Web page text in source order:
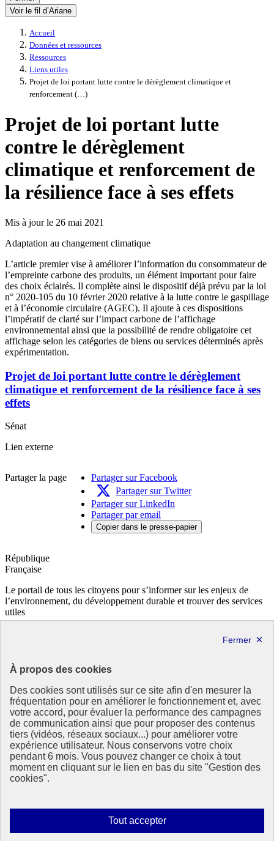
À propos des cookies
Des cookies sont utilisés sur ce site afin d'en mesurer la
fréquentation pour en améliorer le fonctionnement et, avec
votre accord, pour évaluer la performance des campagnes
de communication ainsi que pour proposer des contenus
tiers (vidéos, réseaux sociaux...) pour améliorer votre
expérience utilisateur. Nous conservons votre choix
pendant 6 mois. Vous pouvez changer ce choix à tout
moment en cliquant sur le lien en bas du site "Gestion des
cookies".
Tout accepterAutoriser
tous
Voir le fil d’Ariane
Accueil
Données et ressources
Ressources
Liens utiles
Projet de loi portant lutte contre le dérèglement climatique et
renforcement (…)
Projet de loi portant lutte
contre le dérèglement
climatique et renforcement de
la résilience face à ses effets
Mis à jour le 26 mai 2021
Adaptation au changement climatique
L’article premier vise à améliorer l’information du consommateur de
l’empreinte carbone des produits, un élément important pour faire
des choix éclairés. Il complète ainsi le dispositif déjà prévu par la loi
n° 2020‑105 du 10 février 2020 relative à la lutte contre le gaspillage
et à l’économie circulaire (AGEC). Il ajoute à ces dispositions
l’impératif de clarté sur l’impact carbone de l’affichage
environnemental ainsi que la possibilité de rendre obligatoire cet
affichage selon les catégories de biens ou services déterminés après
expérimentation.
Projet de loi portant lutte contre le dérèglement
climatique et renforcement de la résilience face à ses
effets
Sénat
Projet
portant
renforcement
de
résilience
face
à
ses
Lien externe
Partager la page
Partager sur Facebook
Partager sur Twitter
Partager sur LinkedIn
Partager par email
Copier dans le presse-papier
République
Française
Le portail de tous les citoyens pour s’informer sur les enjeux de
l’environnement, du développement durable et trouver des services
utiles
data.gouv.fr- ouvre une nouvelle fenêtre
Partenaire
Partenaire principal :
Eionet Portal
Accessibilité : totalement conforme